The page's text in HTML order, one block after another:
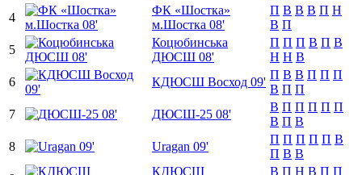
4
ФК «Шостка»
м.Шостка 08'
П В В В П Н
В П
5
Коцюбинська
ДЮСШ 08'
П П П В П В
Н Н В
6
КДЮСШ Восход 09'
П В В П П П
В П П
7
ДЮСШ-25 08'
В П П П П П
В П В
8
Uragan 09'
П П П П П В
П В В
КДЮСШ В П Н В П П